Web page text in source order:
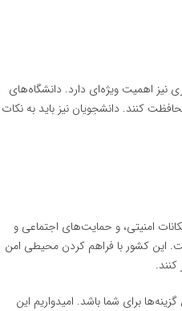
نیز اهمیت ویژه‌ای دارد. دانشگاه‌های
کنند. دانشجویان نیز باید به نکات
امنیتی، و حمایت‌های اجتماعی و
این کشور با فراهم کردن محیطی امن
برای شما باشد. امیدواریم این